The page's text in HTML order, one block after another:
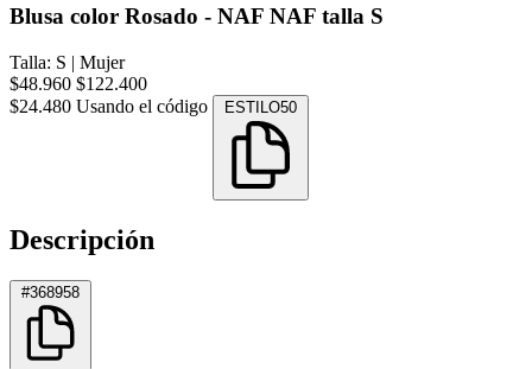
Blusa color Rosado - NAF NAF talla S
Talla: S | Mujer
$48.960 $122.400
$24.480 Usando el código ESTILO50
Descripción
#368958